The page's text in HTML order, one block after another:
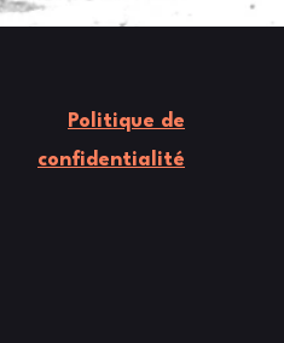
Politique de
confidentialité